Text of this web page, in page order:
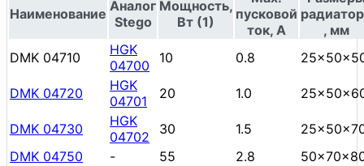
Наименование Аналог
Stego
Мощность,
Вт (1)
пусковой
ток, A
, мм
DMK 04710
HGK
04700
10 0.8
DMK 04720
HGK
04701
20 1.0
DMK 04730
HGK
04702
30 1.5
DMK 04750
- 55 2.8